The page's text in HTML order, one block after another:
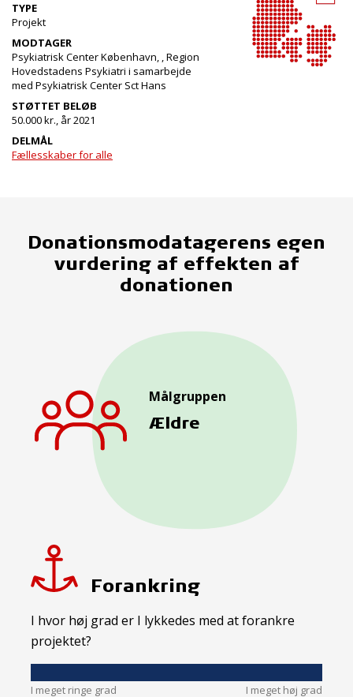
TYPE
Projekt
MODTAGER
Psykiatrisk Center København, , Region
Hovedstadens Psykiatri i samarbejde
med Psykiatrisk Center Sct Hans
STØTTET BELØB
50.000 kr., år 2021
DELMÅL
Fællesskaber for alle
Donationsmodatagerens egen
vurdering af effekten af
donationen
Målgruppen
Ældre
Forankring
I hvor høj grad er I lykkedes med at forankre
projektet?
I meget ringe grad I meget høj grad